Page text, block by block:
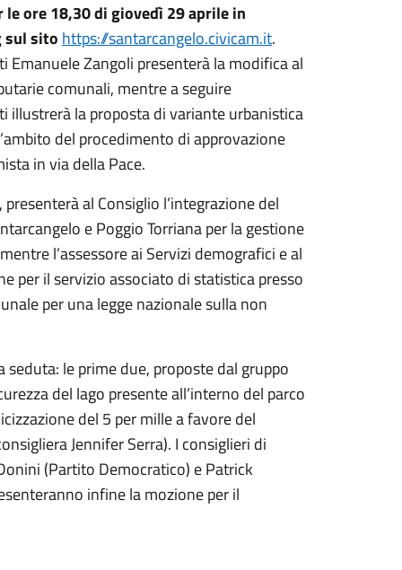
ore 18,30 di giovedì 29 aprile in
sul sito https://santarcangelo.civicam.it.
Emanuele Zangoli presenterà la modifica al
comunali, mentre a seguire
illustrerà la proposta di variante urbanistica
del procedimento di approvazione
in via della Pace.
al Consiglio l’integrazione del
e Poggio Torriana per la gestione
l’assessore ai Servizi demografici e al
per il servizio associato di statistica presso
per una legge nazionale sulla non
le prime due, proposte dal gruppo
del lago presente all’interno del parco
del 5 per mille a favore del
Jennifer Serra). I consiglieri di
(Partito Democratico) e Patrick
infine la mozione per il